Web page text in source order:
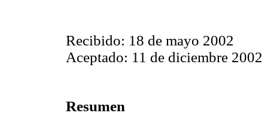
Recibido: 18 de mayo 2002
Aceptado: 11 de diciembre 2002
Resumen